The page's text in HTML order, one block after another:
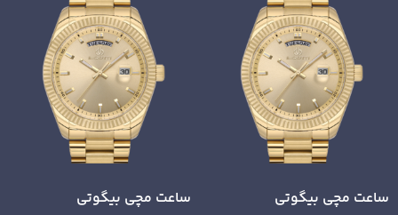
ساعت مچی بیگوتی
ساعت مچی بیگوتی